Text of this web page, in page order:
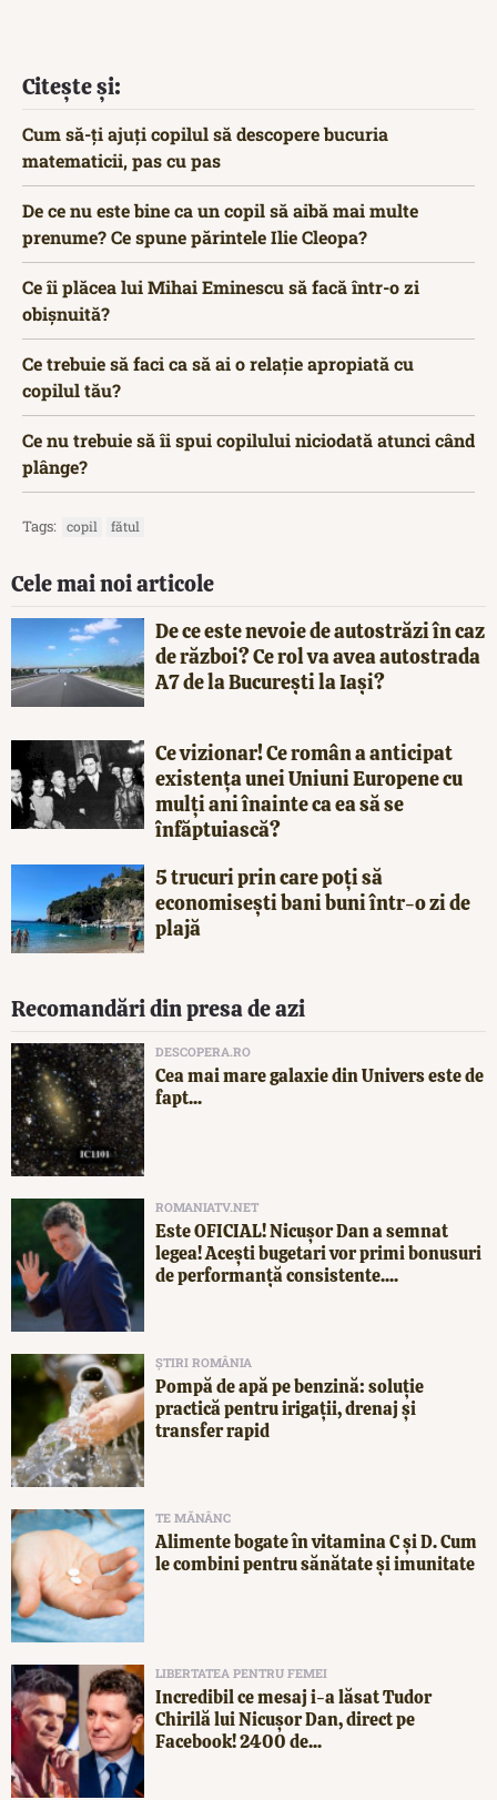
Citește și:
Cum să-ți ajuți copilul să descopere bucuria
matematicii, pas cu pas
De ce nu este bine ca un copil să aibă mai multe
prenume? Ce spune părintele Ilie Cleopa?
Ce îi plăcea lui Mihai Eminescu să facă într-o zi
obișnuită?
Ce trebuie să faci ca să ai o relație apropiată cu
copilul tău?
Ce nu trebuie să îi spui copilului niciodată atunci când
plânge?
Tags: copil fătul
Cele mai noi articole
De ce este nevoie de autostrăzi în caz
de război? Ce rol va avea autostrada
A7 de la București la Iași?
Ce vizionar! Ce român a anticipat
existența unei Uniuni Europene cu
mulți ani înainte ca ea să se
înfăptuiască?
5 trucuri prin care poți să
economisești bani buni într-o zi de
plajă
Recomandări din presa de azi
DESCOPERA.RO
Cea mai mare galaxie din Univers este de
fapt...
ROMANIATV.NET
Este OFICIAL! Nicușor Dan a semnat
legea! Acești bugetari vor primi bonusuri
de performanță consistente....
ȘTIRI ROMÂNIA
Pompă de apă pe benzină: soluție
practică pentru irigații, drenaj și
transfer rapid
TE MĂNÂNC
Alimente bogate în vitamina C și D. Cum
le combini pentru sănătate și imunitate
LIBERTATEA PENTRU FEMEI
Incredibil ce mesaj i-a lăsat Tudor
Chirilă lui Nicușor Dan, direct pe
Facebook! 2400 de...